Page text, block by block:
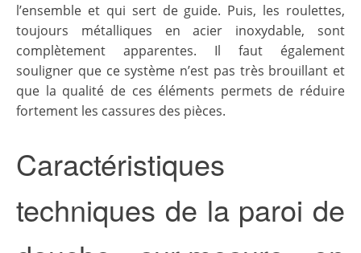
l’ensemble et qui sert de guide. Puis, les roulettes,
toujours métalliques en acier inoxydable, sont
complètement apparentes. Il faut également
souligner que ce système n’est pas très brouillant et
que la qualité de ces éléments permets de réduire
fortement les cassures des pièces.
Caractéristiques
techniques de la paroi de